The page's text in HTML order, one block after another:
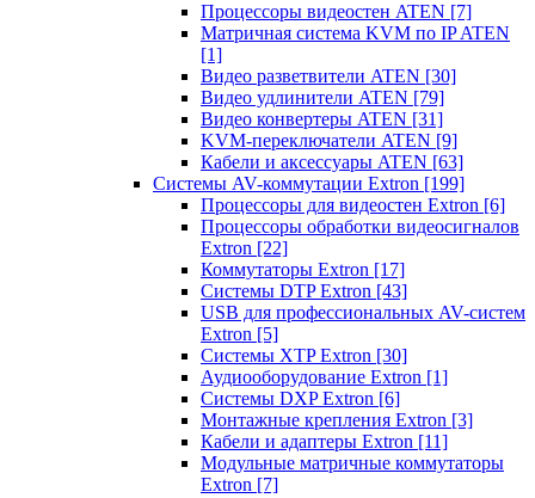
Процессоры видеостен ATEN [7]
Матричная система KVM по IP ATEN
[1]
Видео разветвители ATEN [30]
Видео удлинители ATEN [79]
Видео конвертеры ATEN [31]
KVM-переключатели ATEN [9]
Кабели и аксессуары ATEN [63]
Системы AV-коммутации Extron [199]
Процессоры для видеостен Extron [6]
Процессоры обработки видеосигналов
Extron [22]
Коммутаторы Extron [17]
Системы DTP Extron [43]
USB для профессиональных AV-систем
Extron [5]
Системы XTP Extron [30]
Аудиооборудование Extron [1]
Системы DXP Extron [6]
Монтажные крепления Extron [3]
Кабели и адаптеры Extron [11]
Модульные матричные коммутаторы
Extron [7]